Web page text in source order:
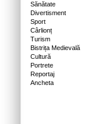
Sănătate
Divertisment
Sport
Cârlionț
Turism
Bistrița Medievală
Cultură
Portrete
Reportaj
Ancheta